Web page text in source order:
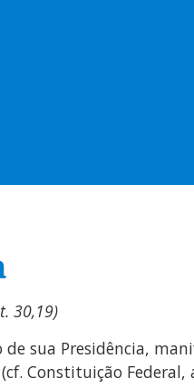
30,19)
sua Presidência,
Constituição Federal,